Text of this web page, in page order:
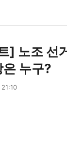
] 노조 선
누구?
21:10